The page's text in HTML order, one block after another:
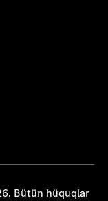
Bütün hüquqlar